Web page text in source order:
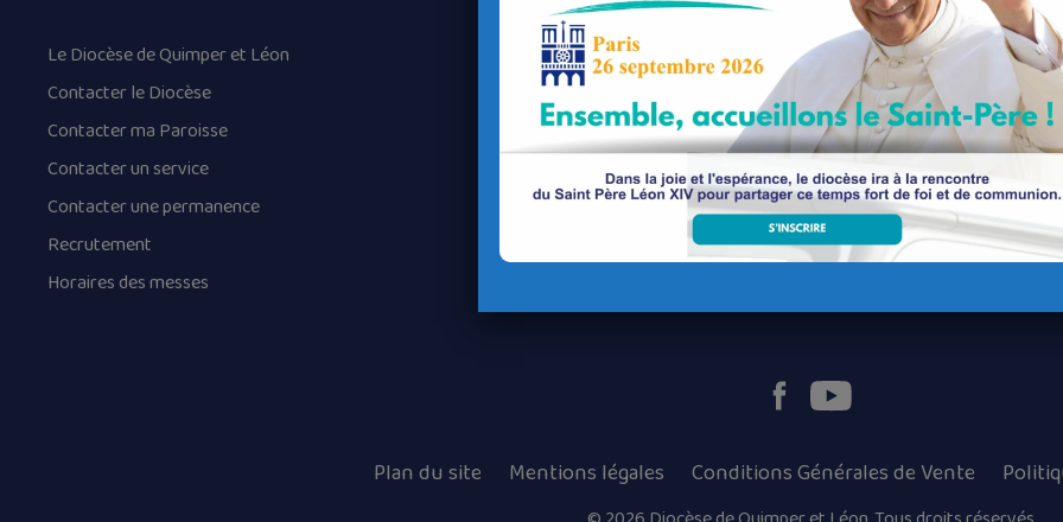
Le Diocèse de Quimper et Léon
Contacter le Diocèse
Contacter ma Paroisse
Contacter un service
Contacter une permanence
Recrutement
Horaires des messes
Nos paroisses
Les services diocésains
Les mouvements diocésains
Nous luttons contre la pédophilie
Plan du site Mentions légales Conditions Générales de Vente